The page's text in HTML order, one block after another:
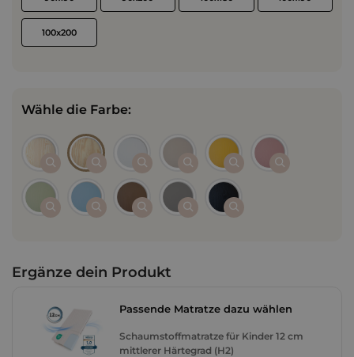
100x200
Wähle die Farbe:
Ergänze dein Produkt
Passende Matratze dazu wählen
Schaumstoffmatratze für Kinder 12 cm
mittlerer Härtegrad (H2)